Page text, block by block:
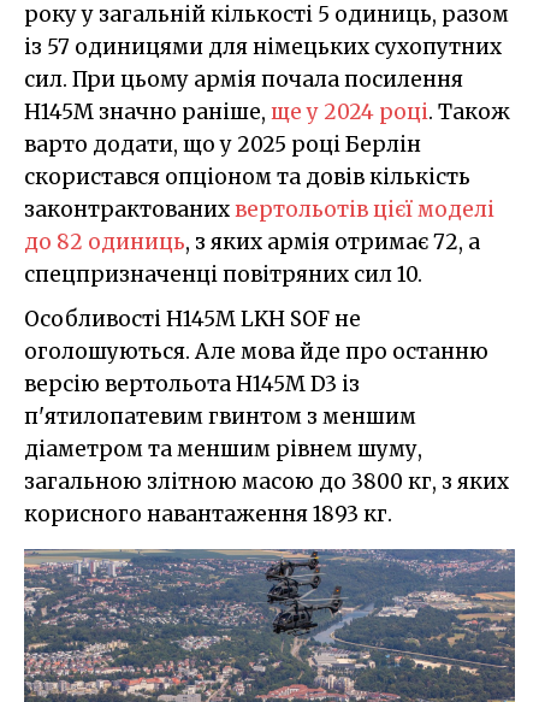
року у загальній кількості 5 одиниць, разом
із 57 одиницями для німецьких сухопутних
сил. При цьому армія почала посилення
H145M значно раніше, ще у 2024 році. Також
варто додати, що у 2025 році Берлін
скористався опціоном та довів кількість
законтрактованихвертольотів цієї моделі
до 82 одиниць, з яких армія отримає 72, а
спецпризначенці повітряних сил 10.
Особливості H145M LKH SOF не
оголошуються. Але мова йде про останню
версію вертольота H145M D3 із
п'ятилопатевим гвинтом з меншим
діаметром та меншим рівнем шуму,
загальною злітною масою до 3800 кг, з яких
корисного навантаження 1893 кг.